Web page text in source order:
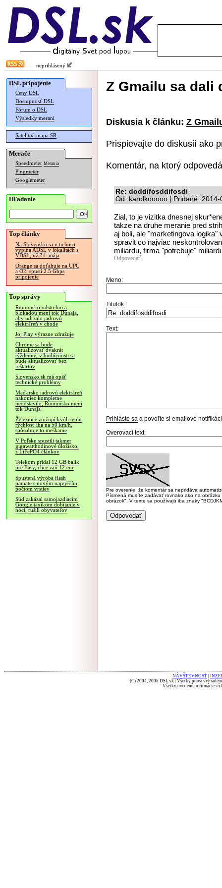
neprihlásený
DSL pripojenie
Ceny DSL
Dostupnosť DSL
Fórum o DSL
Výsledky meraní
Satelitná mapa SR
Merače
Speedmeter Merania
Pingmeter
Googlemeter
Hľadanie
Top články
Na Slovensku sa v tichosti
vypína ADSL v lokalitách s
VDSL, už 31. mája
Orange sa doťahuje na UPC
a O2, spustí 2.5 Gbps
pripojenie
Top správy
Rumunsko odstrelmi a
blokádou mení tok Dunaja,
aby udržalo jadrovú
elektráreň v chode
Joj Play výrazne zdražuje
Chrome sa bude
aktualizovať dvakrát
týždenne, v budúcnosti sa
bude aktualizovať bez
reštartov
Slovensko.sk má opäť
technické problémy
Maďarsko jadrovú elektráreň
nakoniec kompletne
neodstavilo, Rumunsko mení
tok Dunaja
Železnice znižujú kvôli teplu
rýchlosť iba na 50 km/h,
spôsobuje to meškanie
V Poľsku spustili takmer
gigawatthodinové úložisko,
z LiFePO4 článkov
Telekom pridal 12 GB balík
pre Easy, chce zaň 12 eur
Spustená výroba flash
pamäte s novým najvyšším
počtom vrstiev
Súd zakázal samojazdiacim
Google taxíkom dobíjanie v
noci, rušili obyvateľov
Z Gmailu sa dali
Diskusia k článku: Z
Prispievajte do diskusií ako
Komentár, na ktorý
Re: doddifosddifosdi
Od: karolkooooo | Pridané:
Zial, to je vizitka dnesnej
takze na druhe meranie pred
aj boli, ale "marketingova logika"
spravit co najviac
miliardu, firma "potrebuje"
Odpovedať
Meno:
Titulok:
Text:
Prihláste sa a povoľte si emailové
Overovací text:
Pre overenie, že komentár sa nepridáva
Písmená musíte zadávať rovnako ako na
obrázok". V texte sa používajú iba znaky
NÁVŠTEVNOSŤ
(C) 2004, 2005 DSL.sk | Všetky práva
Všetky uvedené informácie sú